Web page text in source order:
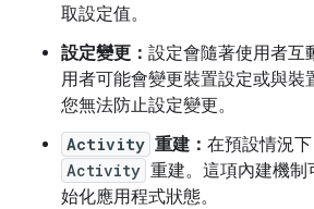
取設定值。
設定變更： 設定會隨著使用者互
用者可能會變更裝置設定或與裝
您無法防止設定變更。
Activity 重建： 在預設情況
Activity 重建。這項內建機
始化應用程式狀態。